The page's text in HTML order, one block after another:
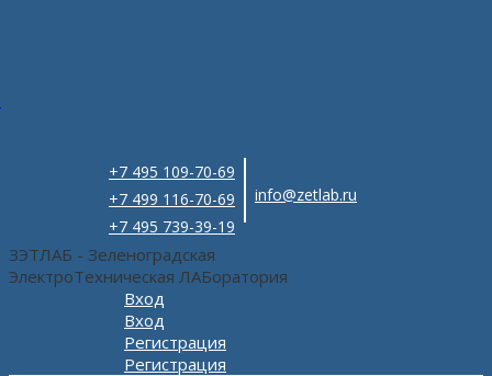
+7 495 109-70-69
+7 499 116-70-69
+7 495 739-39-19
info@zetlab.ru
ЗЭТЛАБ - Зеленоградская
ЭлектроТехническая ЛАБоратория
Вход
Вход
Регистрация
Регистрация